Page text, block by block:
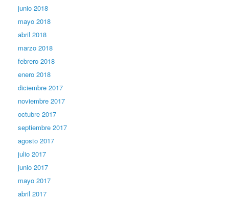
junio 2018
mayo 2018
abril 2018
marzo 2018
febrero 2018
enero 2018
diciembre 2017
noviembre 2017
octubre 2017
septiembre 2017
agosto 2017
julio 2017
junio 2017
mayo 2017
abril 2017